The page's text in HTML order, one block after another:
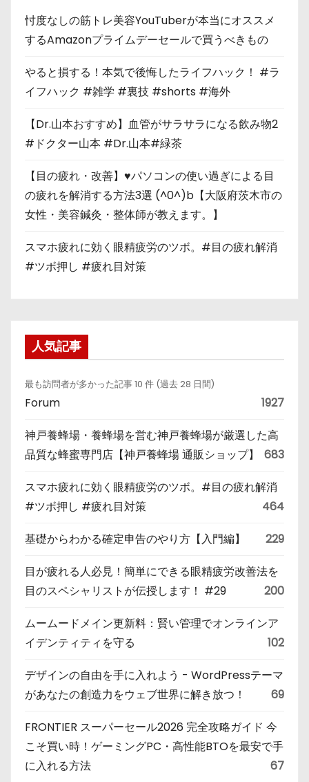
忖度なしの筋トレ美容YouTuberが本当にオススメ
するAmazonプライムデーセールで買うべきもの
やると損する！本気で後悔したライフハック！ #ラ
イフハック #雑学 #裏技 #shorts #海外
【Dr.山本おすすめ】血管がサラサラになる飲み物2
#ドクター山本 #Dr.山本#緑茶
【目の疲れ・改善】♥パソコンの使い過ぎによる目
の疲れを解消する方法3選 (^0^)b【大阪府茨木市の
女性・美容鍼灸・整体師が教えます。】
スマホ疲れに効く眼精疲労のツボ。#目の疲れ解消
#ツボ押し #疲れ目対策
人気記事
最も訪問者が多かった記事 10 件 (過去 28 日間)
Forum 1927
神戸養蜂場・養蜂場を営む神戸養蜂場が厳選した高
品質な蜂蜜専門店【神戸養蜂場 通販ショップ】
683
スマホ疲れに効く眼精疲労のツボ。#目の疲れ解消
#ツボ押し #疲れ目対策
464
基礎からわかる確定申告のやり方【入門編】 229
目が疲れる人必見！簡単にできる眼精疲労改善法を
目のスペシャリストが伝授します！ #29
200
ムームードメイン更新料：賢い管理でオンラインア
イデンティティを守る
102
デザインの自由を手に入れよう - WordPressテーマ
があなたの創造力をウェブ世界に解き放つ！
69
FRONTIER スーパーセール2026 完全攻略ガイド 今
こそ買い時！ゲーミングPC・高性能BTOを最安で手
に入れる方法
67